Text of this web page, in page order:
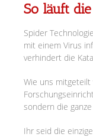
So läuft
Spider
mit einem Virus
verhindert die
Wie uns
sondern die
Ihr seid die